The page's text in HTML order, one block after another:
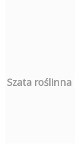
Szata roślinna